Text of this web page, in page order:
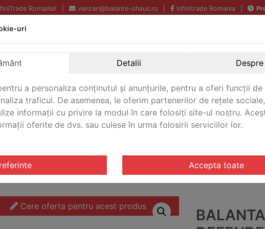
Romania! vanzari@balante-ohaus.ro Infinitrade Romania
Echipamente profesionale
pentru laborator.
Garantie Internationala.
Defender® 5000 Washdown/ Balanta industriala Defender®
Cere oferta pentru acest produs
uri
Detalii Despre
a personaliza conținutul și anunțurile, pentru a oferi funcții de
traficul. De asemenea, le oferim partenerilor de rețele
informații cu privire la modul în care folosiți site-ul nostru.
oferite de dvs. sau culese în urma folosirii serviciilor lor.
Accepta toate